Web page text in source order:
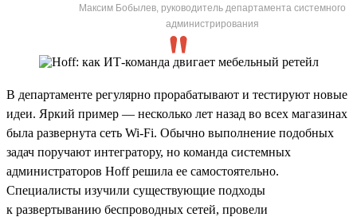
Максим Бобылев, руководитель департамента системного
администрирования
В департаменте регулярно прорабатывают и тестируют новые
идеи. Яркий пример — несколько лет назад во всех магазинах
была развернута сеть Wi-Fi. Обычно выполнение подобных
задач поручают интегратору, но команда системных
администраторов Hoff решила ее самостоятельно.
Специалисты изучили существующие подходы
к развертыванию беспроводных сетей, провели